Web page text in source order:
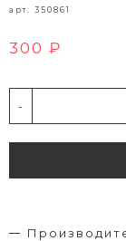
арт. 350861
300 ₽
-